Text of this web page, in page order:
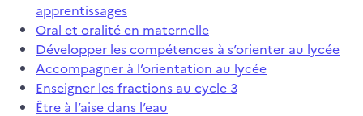
apprentissages
Oral et oralité en maternelle
Développer les compétences à s’orienter au lycée
Accompagner à l’orientation au lycée
Enseigner les fractions au cycle 3
Être à l’aise dans l’eau